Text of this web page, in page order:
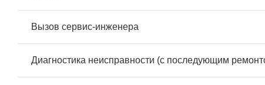
Вызов сервис-инженера
Диагностика неисправности (с последующим